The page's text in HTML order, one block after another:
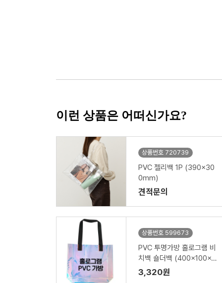
이런 상품은 어떠신가요?
상품번호 720739
PVC 젤리백 1P (390x30
0mm)
견적문의
상품번호 599673
PVC 투명가방 홀로그램 비
치백 숄더백 (400x100x3
00mm) HB06
3,320원